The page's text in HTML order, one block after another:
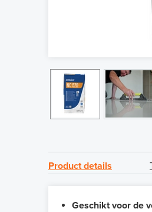
Product details
Geschikt voor de